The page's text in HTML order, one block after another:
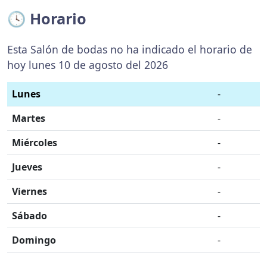
🕓 Horario
Esta Salón de bodas no ha indicado el horario de
hoy lunes 10 de agosto del 2026
Lunes
-
Martes
-
Miércoles
-
Jueves
-
Viernes
-
Sábado
-
Domingo
-